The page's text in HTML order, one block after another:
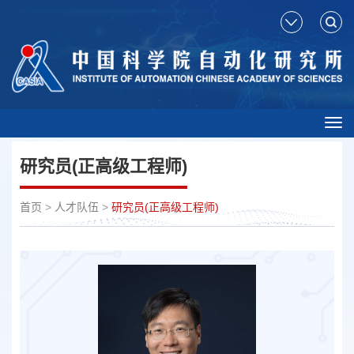
研究员(正高级工程师)
首页 > 人才队伍 > 研究员(正高级工程师)